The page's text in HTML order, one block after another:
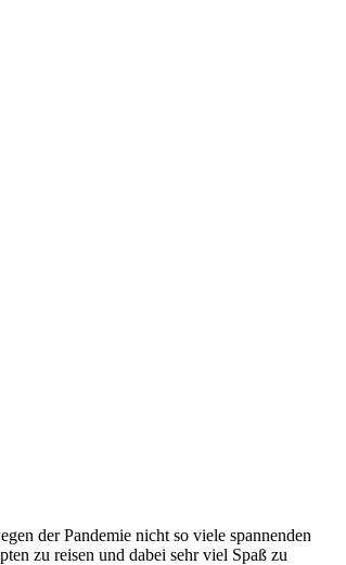
der Pandemie nicht so viele spannenden
zu reisen und dabei sehr viel Spaß zu